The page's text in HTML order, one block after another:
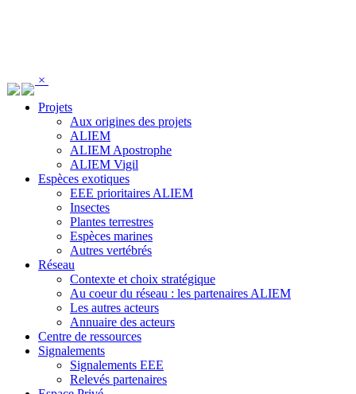
×
Projets
Aux origines des projets
ALIEM
ALIEM Apostrophe
ALIEM Vigil
Espèces exotiques
EEE prioritaires ALIEM
Insectes
Plantes terrestres
Espèces marines
Autres vertébrés
Réseau
Contexte et choix stratégique
Au coeur du réseau : les partenaires ALIEM
Les autres acteurs
Annuaire des acteurs
Centre de ressources
Signalements
Signalements EEE
Relevés partenaires